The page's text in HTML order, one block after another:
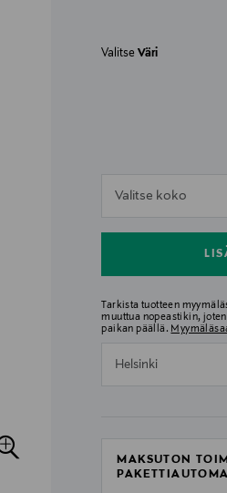
ValitseVäri
Valitse koko
Tarkista tuotteen
muuttua nopeastikin,
paikan päällä.
Helsinki
MAKSUTON